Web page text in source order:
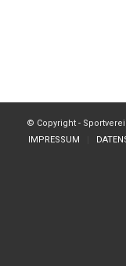
© Copyright -
IMPRESSUM